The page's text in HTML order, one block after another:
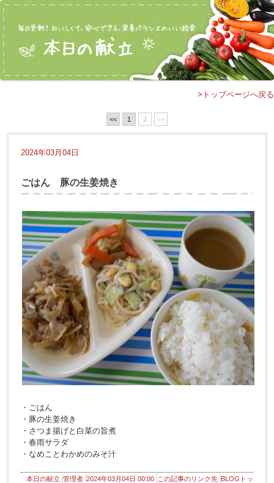
>トップページへ戻る
<< 1 2 >>
2024年03月04日
ごはん 豚の生姜焼き
・ごはん
・豚の生姜焼き
・さつま揚げと白菜の旨煮
・春雨サラダ
・なめことわかめのみそ汁
本日の献立 管理者 2024年03月04日 00:00 この記事のリンク先 BLOGトッ